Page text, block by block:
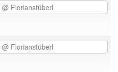
@ Florianstüberl
@ Florianstüberl